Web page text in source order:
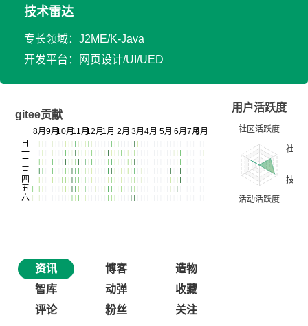
技术雷达
专长领域：J2ME/K-Java
开发平台：网页设计/UI/UED
gitee贡献
用户活跃度
资讯 博客
造物
智库
动弹
收藏
评论
粉丝 关注